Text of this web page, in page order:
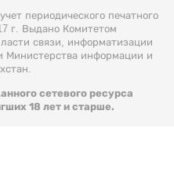
периодического печатного
г. Выдано Комитетом
связи, информатизации
Министерства информации и
сетевого ресурса
18 лет и старше.